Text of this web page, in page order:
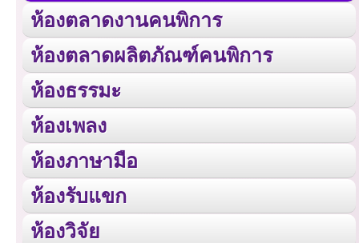
ห้องตลาดงานคนพิการ
ห้องตลาดผลิตภัณฑ์คนพิการ
ห้องธรรมะ
ห้องเพลง
ห้องภาษามือ
ห้องรับแขก
ห้องวิจัย